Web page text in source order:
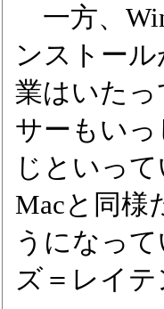
一方、
ンストー
業はいた
サーもい
じといっ
Macと同様
うになっ
ズ＝レイ